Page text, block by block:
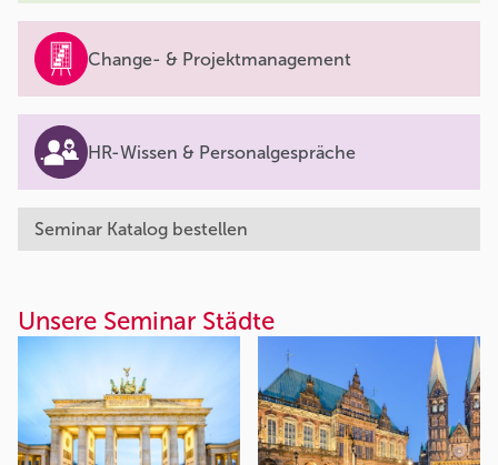
Change- & Projektmanagement
HR-Wissen & Personalgespräche
Seminar Katalog bestellen
Unsere Seminar Städte